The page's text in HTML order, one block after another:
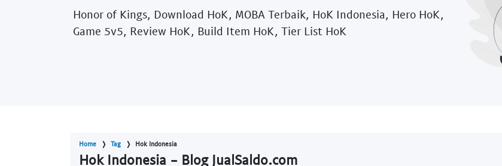
Honor of Kings, Download HoK, MOBA Terbaik, HoK Indonesia, Hero HoK,
Game 5v5, Review HoK, Build Item HoK, Tier List HoK
Home Tag Hok Indonesia
Hok Indonesia - Blog JualSaldo.com